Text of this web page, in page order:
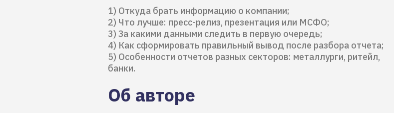
1) Откуда брать информацию о компании;
2) Что лучше: пресс-релиз, презентация или МСФО;
3) За какими данными следить в первую очередь;
4) Как сформировать правильный вывод после разбора отчета;
5) Особенности отчетов разных секторов: металлурги, ритейл,
банки.
Об авторе